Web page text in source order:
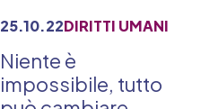
25.10.22DIRITTI UMANI
Niente è
impossibile, tutto